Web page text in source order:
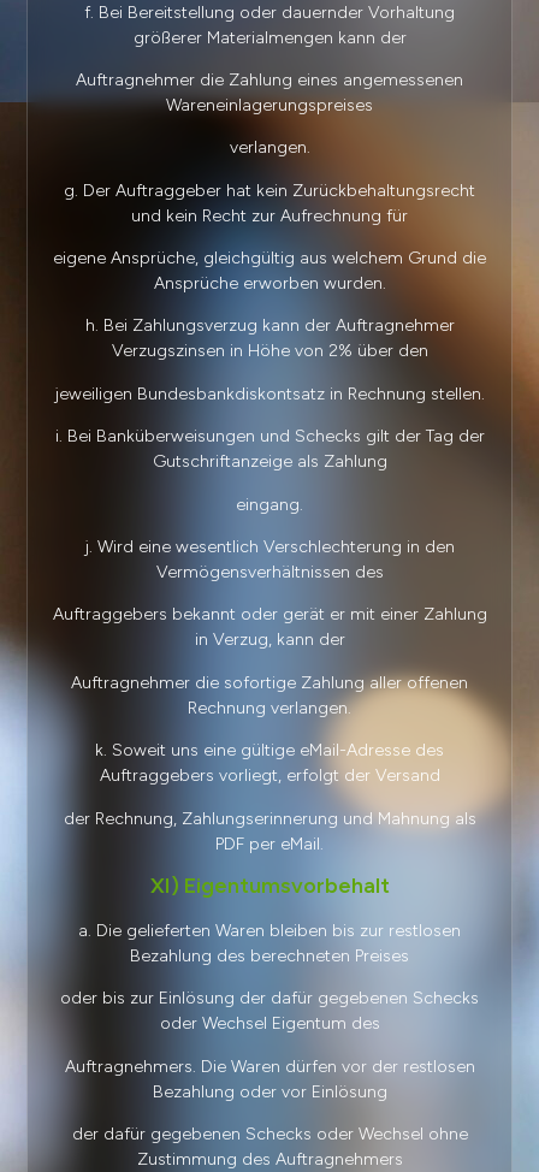
f. Bei Bereitstellung oder dauernder Vorhaltung
größerer Materialmengen kann der
Auftragnehmer die Zahlung eines angemessenen
Wareneinlagerungspreises
verlangen.
g. Der Auftraggeber hat kein Zurückbehaltungsrecht
und kein Recht zur Aufrechnung für
eigene Ansprüche, gleichgültig aus welchem Grund die
Ansprüche erworben wurden.
h. Bei Zahlungsverzug kann der Auftragnehmer
Verzugszinsen in Höhe von 2% über den
jeweiligen Bundesbankdiskontsatz in Rechnung stellen.
i. Bei Banküberweisungen und Schecks gilt der Tag der
Gutschriftanzeige als Zahlung
eingang.
j. Wird eine wesentlich Verschlechterung in den
Vermögensverhältnissen des
Auftraggebers bekannt oder gerät er mit einer Zahlung
in Verzug, kann der
Auftragnehmer die sofortige Zahlung aller offenen
Rechnung verlangen.
k. Soweit uns eine gültige eMail-Adresse des
Auftraggebers vorliegt, erfolgt der Versand
der Rechnung, Zahlungserinnerung und Mahnung als
PDF per eMail.
XI) Eigentumsvorbehalt
a. Die gelieferten Waren bleiben bis zur restlosen
Bezahlung des berechneten Preises
oder bis zur Einlösung der dafür gegebenen Schecks
oder Wechsel Eigentum des
Auftragnehmers. Die Waren dürfen vor der restlosen
Bezahlung oder vor Einlösung
der dafür gegebenen Schecks oder Wechsel ohne
Zustimmung des Auftragnehmers